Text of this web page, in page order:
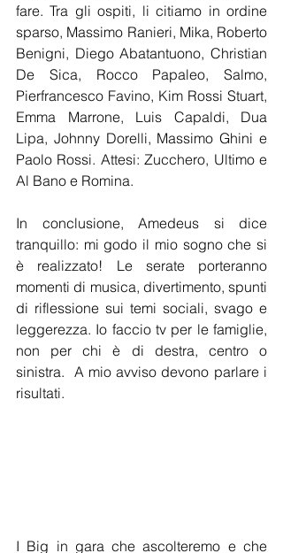
fare. Tra gli ospiti, li citiamo in ordine
sparso, Massimo Ranieri, Mika, Roberto
Benigni, Diego Abatantuono, Christian
De Sica, Rocco Papaleo, Salmo,
Pierfrancesco Favino, Kim Rossi Stuart,
Emma Marrone, Luis Capaldi, Dua
Lipa, Johnny Dorelli, Massimo Ghini e
Paolo Rossi. Attesi: Zucchero, Ultimo e
Al Bano e Romina.
In conclusione, Amedeus si dice
tranquillo: mi godo il mio sogno che si
è realizzato! Le serate porteranno
momenti di musica, divertimento, spunti
di riflessione sui temi sociali, svago e
leggerezza. Io faccio tv per le famiglie,
non per chi è di destra, centro o
sinistra.  A mio avviso devono parlare i
risultati.
I Big in gara che ascolteremo e che